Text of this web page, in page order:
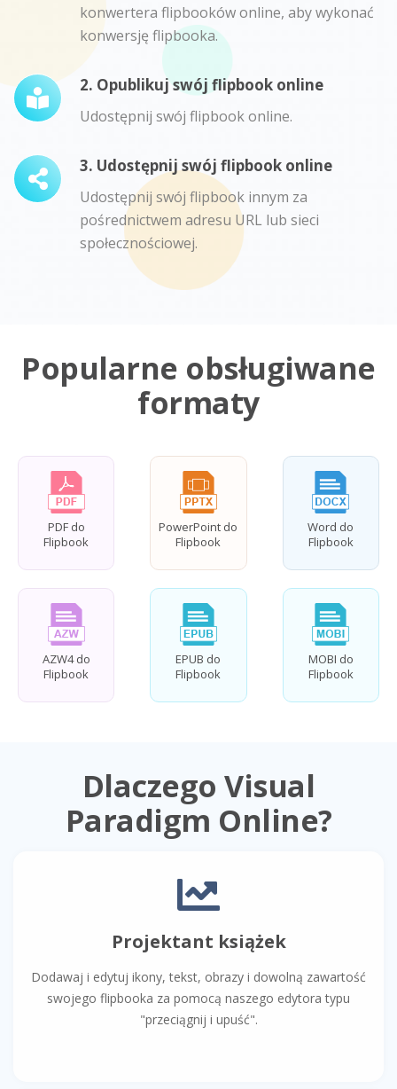
konwertera flipbooków online, aby wykonać
konwersję flipbooka.
2. Opublikuj swój flipbook online
Udostępnij swój flipbook online.
3. Udostępnij swój flipbook online
Udostępnij swój flipbook innym za
pośrednictwem adresu URL lub sieci
społecznościowej.
Popularne obsługiwane
formaty
PDF do
Flipbook
PowerPoint do
Flipbook
Word do
Flipbook
AZW4 do
Flipbook
EPUB do
Flipbook
MOBI do
Flipbook
Dlaczego Visual
Paradigm Online?
Projektant książek
Dodawaj i edytuj ikony, tekst, obrazy i dowolną zawartość
swojego flipbooka za pomocą naszego edytora typu
"przeciągnij i upuść".